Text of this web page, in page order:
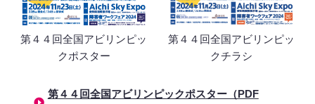
第４４回全国アビリンピッ
クポスター
第４４回全国アビリンピッ
クチラシ
第４４回全国アビリンピックポスター（PDF